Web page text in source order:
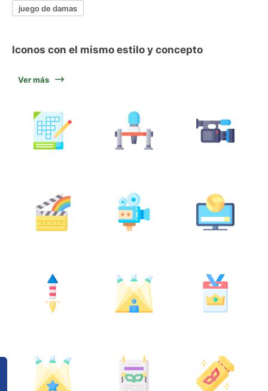
juego de damas
Iconos con el mismo estilo y concepto
Ver más